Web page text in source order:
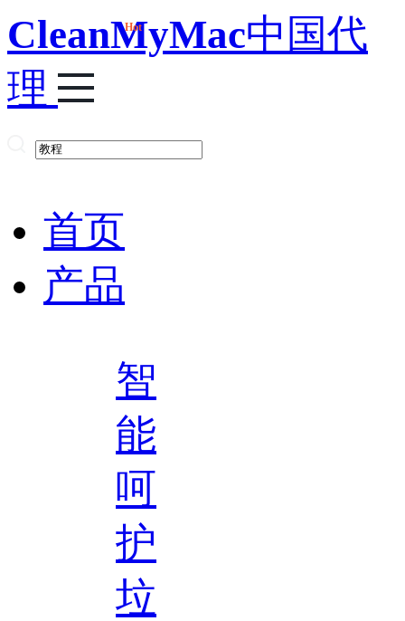
CleanMyMac中国代
理
首页
产品
智
能
呵
护
垃
Hot